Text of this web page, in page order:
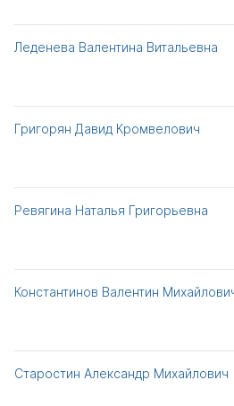
Леденева Валентина Витальевна
Григорян Давид Кромвелович
Ревягина Наталья Григорьевна
Константинов Валентин
Старостин Александр Михайлович